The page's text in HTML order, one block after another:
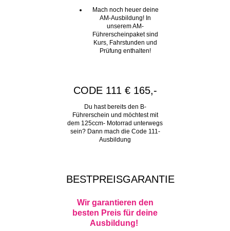
Mach noch heuer deine
AM-Ausbildung! In
unserem AM-
Führerscheinpaket sind
Kurs, Fahrstunden und
Prüfung enthalten!
CODE 111 € 165,-
Du hast bereits den B-
Führerschein und möchtest mit
dem 125ccm- Motorrad unterwegs
sein? Dann mach die Code 111-
Ausbildung
BESTPREISGARANTIE
Wir garantieren den
besten Preis für deine
Ausbildung!